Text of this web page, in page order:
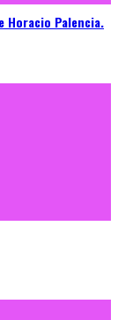
Horacio Palencia.